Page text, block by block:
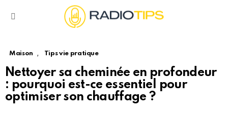
Maison , Tips vie pratique
Nettoyer sa cheminée en profondeur
: pourquoi est-ce essentiel pour
optimiser son chauffage ?